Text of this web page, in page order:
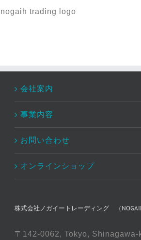
nogaih trading logo
会社案内
事業内容
お問い合わせ
オンラインショップ
株式会社ノガイートレーディング （NOGAIH
〒142-0062, Tokyo,